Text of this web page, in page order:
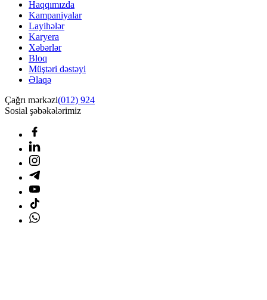
Haqqımızda
Kampaniyalar
Layihələr
Karyera
Xəbərlər
Bloq
Müştəri dəstəyi
Əlaqə
Çağrı mərkəzi(012) 924
Sosial şəbəkələrimiz